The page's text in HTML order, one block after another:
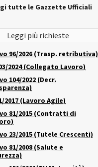
tutte le Gazzette Ufficiali
Leggi più richieste
96/2026 (Trasp. retributiva)
2024 (Collegato Lavoro)
104/2022 (Decr.
2017 (Lavoro Agile)
81/2015 (Contratti di
23/2015 (Tutele Crescenti)
81/2008 (Salute e